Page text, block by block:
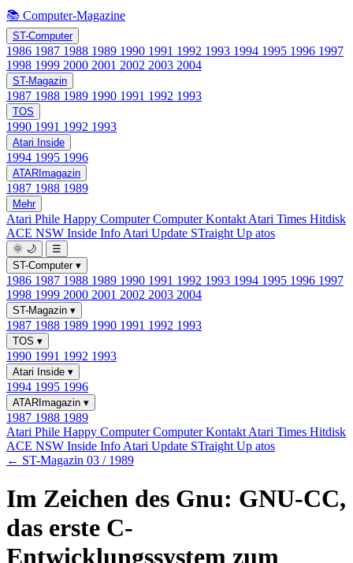
📚 Computer-Magazine
ST-Computer
1986 1987 1988 1989 1990 1991 1992 1993 1994 1995 1996 1997
1998 1999 2000 2001 2002 2003 2004
ST-Magazin
1987 1988 1989 1990 1991 1992 1993
TOS
1990 1991 1992 1993
Atari Inside
1994 1995 1996
ATARImagazin
1987 1988 1989
Mehr
Atari Phile Happy ComputerComputer Kontakt Atari Times Hitdisk
ACE NSW Inside Info Atari Update STraight Up atos
🌞 🌙
☰
ST-Computer ▾
1986 1987 1988 1989 1990 1991 1992 1993 1994 1995 1996 1997
1998 1999 2000 2001 2002 2003 2004
ST-Magazin ▾
1987 1988 1989 1990 1991 1992 1993
TOS ▾
1990 1991 1992 1993
Atari Inside ▾
1994 1995 1996
ATARImagazin ▾
1987 1988 1989
Atari Phile Happy ComputerComputer Kontakt Atari Times Hitdisk
ACE NSW Inside Info Atari Update STraight Up atos
← ST-Magazin 03 / 1989
Im Zeichen des Gnu: GNU-CC,
das erste C-
Entwicklungssystem zum